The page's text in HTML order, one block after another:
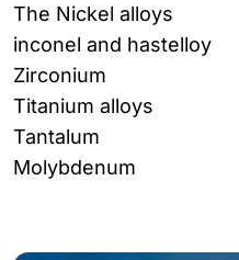
The Nickel alloys
inconel and hastelloy
Zirconium
Titanium alloys
Tantalum
Molybdenum